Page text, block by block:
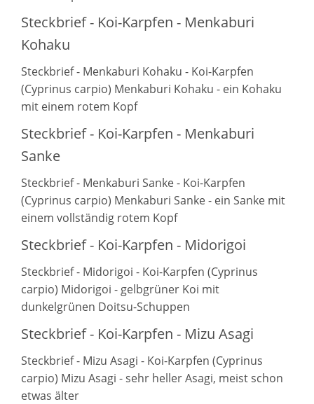
Steckbrief - Koi-Karpfen - Menkaburi
Kohaku
Steckbrief - Menkaburi Kohaku - Koi-Karpfen
(Cyprinus carpio) Menkaburi Kohaku - ein Kohaku
mit einem rotem Kopf
Steckbrief - Koi-Karpfen - Menkaburi
Sanke
Steckbrief - Menkaburi Sanke - Koi-Karpfen
(Cyprinus carpio) Menkaburi Sanke - ein Sanke mit
einem vollständig rotem Kopf
Steckbrief - Koi-Karpfen - Midorigoi
Steckbrief - Midorigoi - Koi-Karpfen (Cyprinus
carpio) Midorigoi - gelbgrüner Koi mit
dunkelgrünen Doitsu-Schuppen
Steckbrief - Koi-Karpfen - Mizu Asagi
Steckbrief - Mizu Asagi - Koi-Karpfen (Cyprinus
carpio) Mizu Asagi - sehr heller Asagi, meist schon
etwas älter